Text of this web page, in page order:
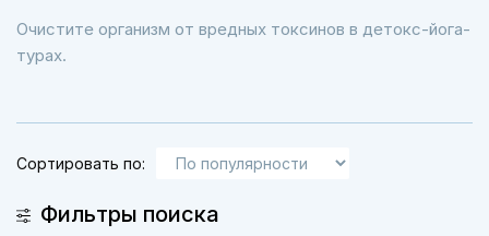
Очистите организм от вредных токсинов в детокс-йога-
турах.
Сортировать по:
Фильтры поиска